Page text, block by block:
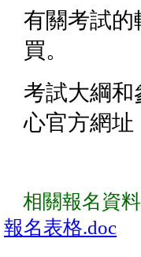
有關考試的
買。
考試大綱和
心官方網址
相關報名資
報名表格.doc